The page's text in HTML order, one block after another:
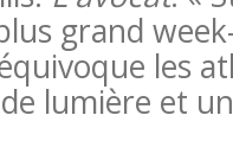
grand
les
lumière et